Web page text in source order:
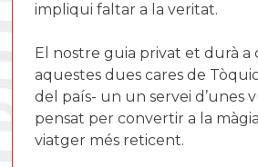
impliqui faltar a la veritat.
El nostre guia privat et durà a
aquestes dues cares de
del país- un un servei d’unes
pensat per convertir a la
viatger més reticent.